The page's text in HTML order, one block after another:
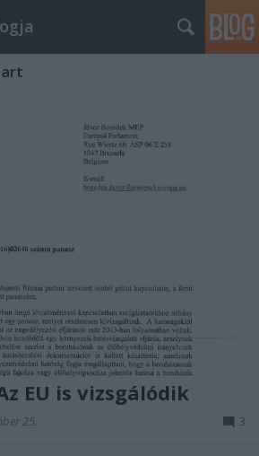
EU is vizsgálódik
25. 3